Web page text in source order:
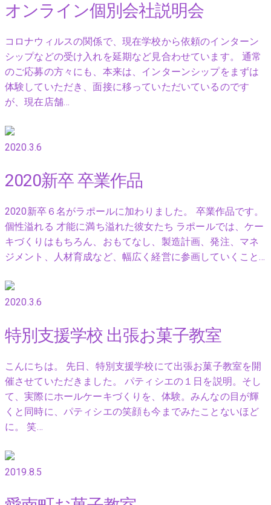
オンライン個別会社説明会
コロナウィルスの関係で、現在学校から依頼のインターン
シップなどの受け入れを延期など見合わせています。 通常
のご応募の方々にも、本来は、インターンシップをまずは
体験していただき、面接に移っていただいているのです
が、現在店舗…
2020.3.6
2020新卒 卒業作品
2020新卒６名がラポールに加わりました。 卒業作品です。
個性溢れる 才能に満ち溢れた彼女たち ラポールでは、ケー
キづくりはもちろん、おもてなし、製造計画、発注、マネ
ジメント、人材育成など、幅広く経営に参画していくこと…
2020.3.6
特別支援学校 出張お菓子教室
こんにちは。 先日、特別支援学校にて出張お菓子教室を開
催させていただきました。 パティシエの１日を説明。そし
て、実際にホールケーキづくりを、体験。みんなの目が輝
くと同時に、パティシエの笑顔も今までみたことないほど
に。 笑…
2019.8.5